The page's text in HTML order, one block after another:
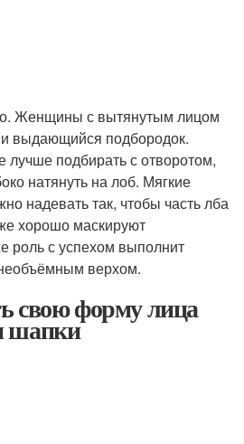
Женщины с вытянутым лицом
выдающийся подбородок.
лучше подбирать с отворотом,
натянуть на лоб. Мягкие
надевать так, чтобы часть лба
хорошо маскируют
роль с успехом выполнит
верхом.
свою форму лица
шапки